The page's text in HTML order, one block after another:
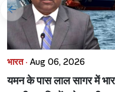
भारत · Aug 06, 2026
यमन के पास लाल सागर में